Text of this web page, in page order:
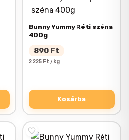
Bunny Yummy Réti széna
400g
890 Ft
2 225 Ft / kg
Kosárba